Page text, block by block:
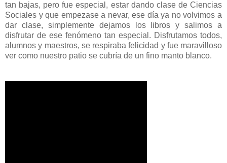
tan bajas, pero fue especial, estar dando clase de Ciencias
Sociales y que empezase a nevar, ese día ya no volvimos a
dar clase, simplemente dejamos los libros y salimos a
disfrutar de ese fenómeno tan especial. Disfrutamos todos,
alumnos y maestros, se respiraba felicidad y fue maravilloso
ver como nuestro patio se cubría de un fino manto blanco.